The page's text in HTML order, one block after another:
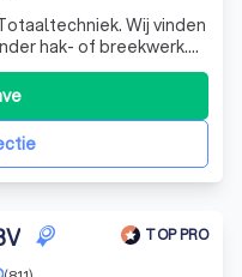
Wij vinden
hak- of breekwerk.
helder advies én No
TOP PRO